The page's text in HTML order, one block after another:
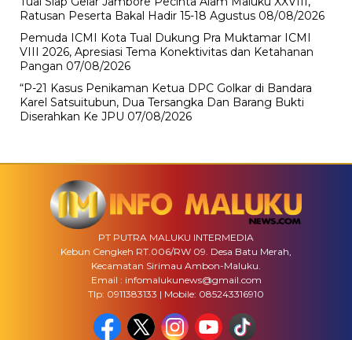
Ratusan Peserta Bakal Hadir 15-18 Agustus 08/08/2026
Pemuda ICMI Kota Tual Dukung Pra Muktamar ICMI
VIII 2026, Apresiasi Tema Konektivitas dan Ketahanan
Pangan 07/08/2026
“P-21 Kasus Penikaman Ketua DPC Golkar di Bandara
Karel Satsuitubun, Dua Tersangka Dan Barang Bukti
Diserahkan Ke JPU 07/08/2026
PT PUTRA MALUKU INTERMEDIA
Kebun Cengkeh RT.006/RW 09. Desa Batu Merah,
Kecamatan Sirimau Ambon-Maluku.
Email : infomalukunews@gmail.com
Tlp: 0911383133 | Mobile: 085243316910